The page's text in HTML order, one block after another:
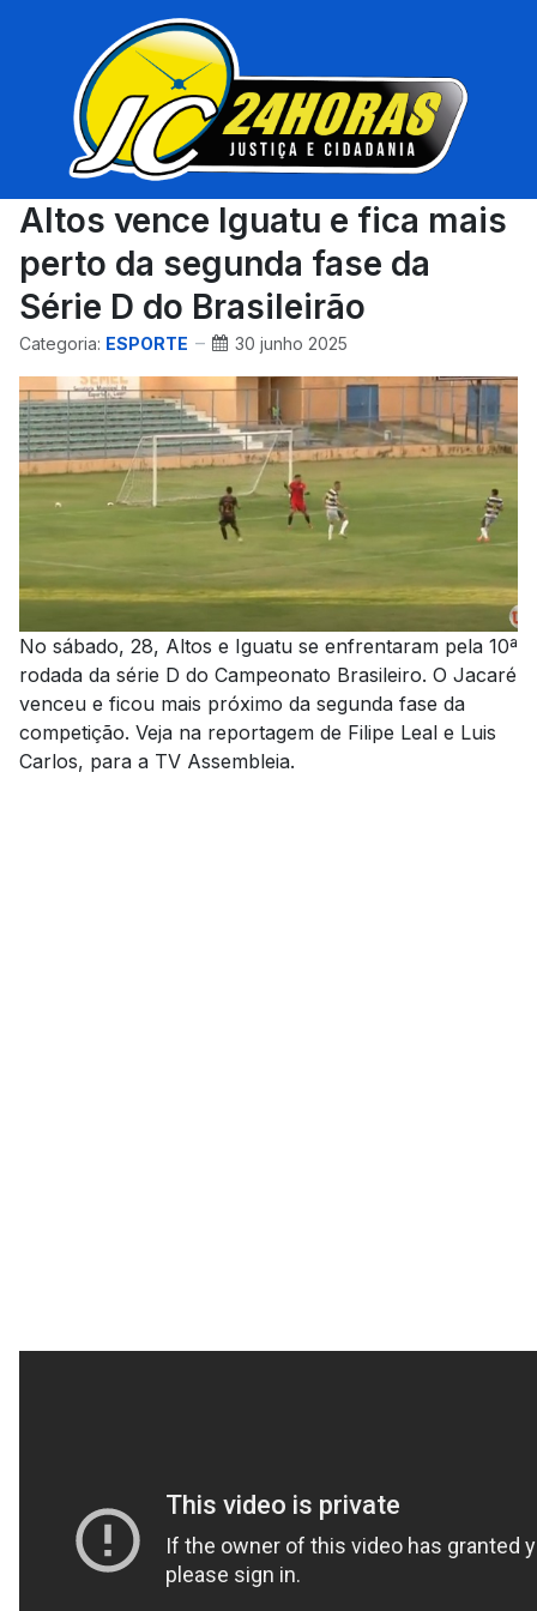
Altos vence Iguatu e fica mais
perto da segunda fase da
Série D do Brasileirão
Categoria: ESPORTE 30 junho 2025
No sábado, 28, Altos e Iguatu se enfrentaram pela 10ª
rodada da série D do Campeonato Brasileiro. O Jacaré
venceu e ficou mais próximo da segunda fase da
competição. Veja na reportagem de Filipe Leal e Luis
Carlos, para a TV Assembleia.